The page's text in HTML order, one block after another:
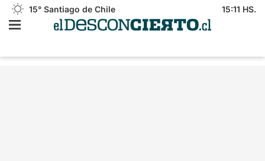
15° Santiago de Chile 15:11 HS.